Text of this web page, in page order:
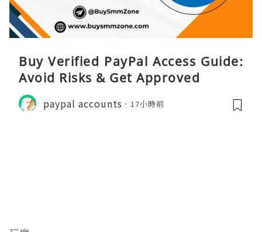
Buy Verified PayPal Access Guide:
Avoid Risks & Get Approved
paypal accounts 17小時前